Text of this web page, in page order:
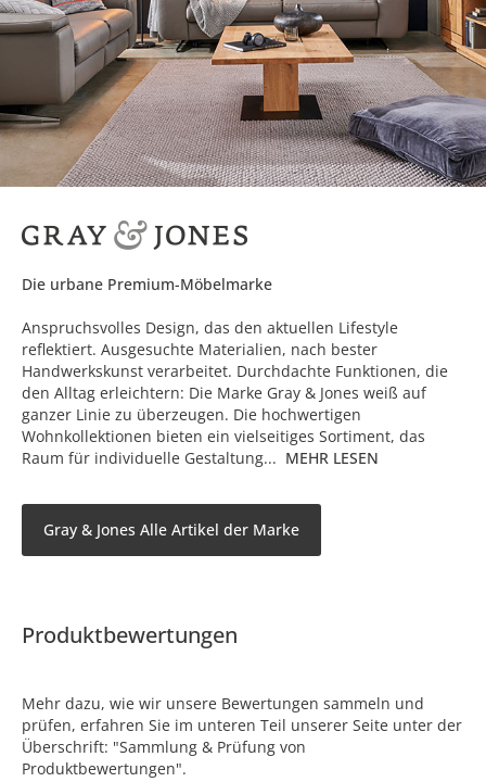
Die urbane Premium-Möbelmarke
Anspruchsvolles Design, das den aktuellen Lifestyle
reflektiert. Ausgesuchte Materialien, nach bester
Handwerkskunst verarbeitet. Durchdachte Funktionen, die
den Alltag erleichtern: Die Marke Gray & Jones weiß auf
ganzer Linie zu überzeugen. Die hochwertigen
Wohnkollektionen bieten ein vielseitiges Sortiment, das
Raum für individuelle Gestaltung... MEHR LESEN
Gray & Jones Alle Artikel der Marke
Produktbewertungen
Mehr dazu, wie wir unsere Bewertungen sammeln und
prüfen, erfahren Sie im unteren Teil unserer Seite unter der
Überschrift: "Sammlung & Prüfung von
Produktbewertungen".